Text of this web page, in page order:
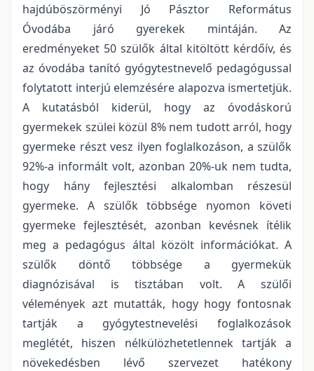
hajdúböszörményi Jó Pásztor Református
Óvodába járó gyerekek mintáján. Az
eredményeket 50 szülők által kitöltött kérdőív, és
az óvodába tanító gyógytestnevelő pedagógussal
folytatott interjú elemzésére alapozva ismertetjük.
A kutatásból kiderül, hogy az óvodáskorú
gyermekek szülei közül 8% nem tudott arról, hogy
gyermeke részt vesz ilyen foglalkozáson, a szülők
92%-a informált volt, azonban 20%-uk nem tudta,
hogy hány fejlesztési alkalomban részesül
gyermeke. A szülők többsége nyomon követi
gyermeke fejlesztését, azonban kevésnek ítélik
meg a pedagógus által közölt információkat. A
szülők döntő többsége a gyermekük
diagnózisával is tisztában volt. A szülői
vélemények azt mutatták, hogy hogy fontosnak
tartják a gyógytestnevelési foglalkozások
meglétét, hiszen nélkülözhetetlennek tartják a
növekedésben lévő szervezet hatékony